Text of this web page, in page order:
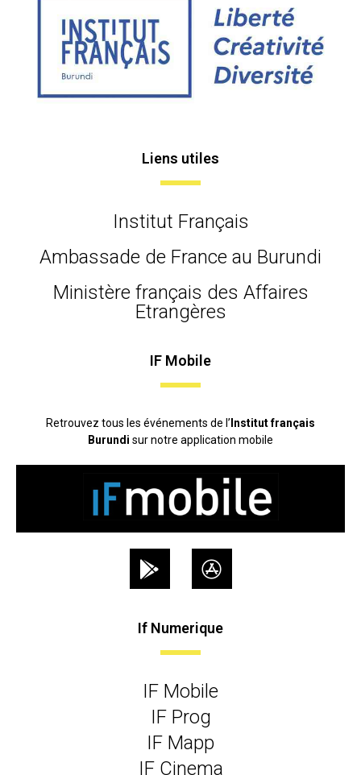
Liens utiles
Institut Français
Ambassade de France au Burundi
Ministère français des Affaires
Etrangères
IF Mobile
Retrouvez tous les événements de l’ Institut français
Burundi sur notre application mobile
If Numerique
IF Mobile
IF Prog
IF Mapp
IF Cinema